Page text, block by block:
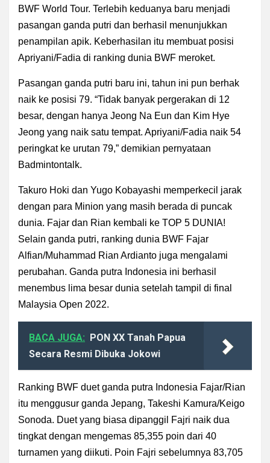
BWF World Tour. Terlebih keduanya baru menjadi
pasangan ganda putri dan berhasil menunjukkan
penampilan apik. Keberhasilan itu membuat posisi
Apriyani/Fadia di ranking dunia BWF meroket.
Pasangan ganda putri baru ini, tahun ini pun berhak
naik ke posisi 79. “Tidak banyak pergerakan di 12
besar, dengan hanya Jeong Na Eun dan Kim Hye
Jeong yang naik satu tempat. Apriyani/Fadia naik 54
peringkat ke urutan 79,” demikian pernyataan
Badmintontalk.
Takuro Hoki dan Yugo Kobayashi memperkecil jarak
dengan para Minion yang masih berada di puncak
dunia. Fajar dan Rian kembali ke TOP 5 DUNIA!
Selain ganda putri, ranking dunia BWF Fajar
Alfian/Muhammad Rian Ardianto juga mengalami
perubahan. Ganda putra Indonesia ini berhasil
menembus lima besar dunia setelah tampil di final
Malaysia Open 2022.
BACA JUGA:
PON XX Tanah Papua
Secara Resmi Dibuka Jokowi
Ranking BWF duet ganda putra Indonesia Fajar/Rian
itu menggusur ganda Jepang, Takeshi Kamura/Keigo
Sonoda. Duet yang biasa dipanggil Fajri naik dua
tingkat dengan mengemas 85,355 poin dari 40
turnamen yang diikuti. Poin Fajri sebelumnya 83,705